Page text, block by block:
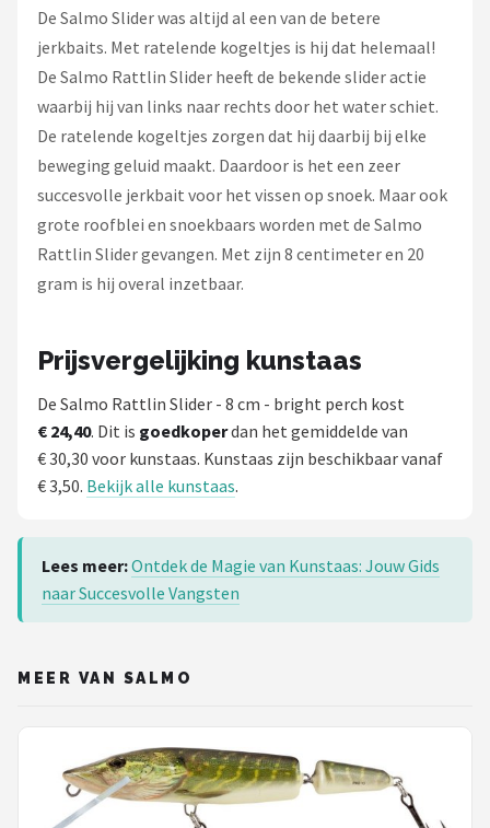
Rozemeijer
Mikado
Alle merken →
De Salmo Slider was altijd al een van de betere
jerkbaits. Met ratelende kogeltjes is hij dat helemaal!
De Salmo Rattlin Slider heeft de bekende slider actie
waarbij hij van links naar rechts door het water schiet.
De ratelende kogeltjes zorgen dat hij daarbij bij elke
beweging geluid maakt. Daardoor is het een zeer
succesvolle jerkbait voor het vissen op snoek. Maar ook
grote roofblei en snoekbaars worden met de Salmo
Rattlin Slider gevangen. Met zijn 8 centimeter en 20
gram is hij overal inzetbaar.
Prijsvergelijking kunstaas
De Salmo Rattlin Slider - 8 cm - bright perch kost
€ 24,40. Dit is goedkoperdan het gemiddelde van
€ 30,30 voor kunstaas. Kunstaas zijn beschikbaar vanaf
€ 3,50. Bekijk alle kunstaas.
Lees meer:Ontdek de Magie van Kunstaas: Jouw Gids
naar Succesvolle Vangsten
MEER VAN SALMO